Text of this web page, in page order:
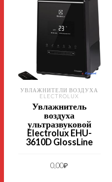
УВЛАЖНИТЕЛИ ВОЗДУХА
ELECTROLUX
Увлажнитель
воздуха
ультразвуковой
Electrolux EHU-
3610D GlossLine
0,00₽